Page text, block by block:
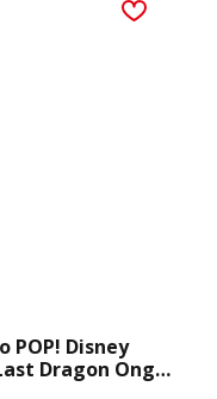
POP! Disney
Dragon Ongis